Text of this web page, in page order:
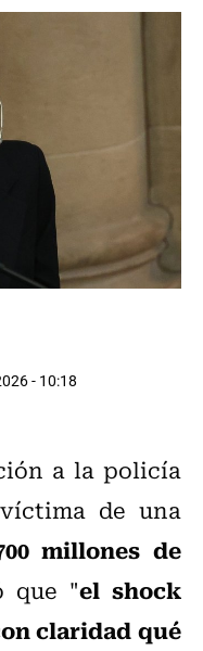
- 10:18
a la policía
de una
millones de
que "el shock
claridad qué